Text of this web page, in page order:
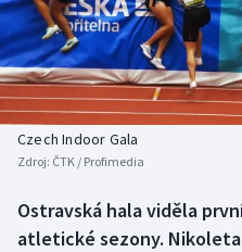
Baseball a softbal
Basketbal
Biatlon
Box
Soutěže
Historické návraty
Aplikace ČT sport
Czech Indoor Gala
Zdroj: ČTK / Profimedia
Ostravská hala viděla
atletické sezony.